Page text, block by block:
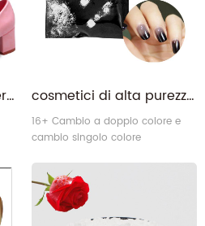
vari intervallo di temperatura Termochromico Polvere di pigmento attivato a temperatura per pelle cosmetici di alta purezza non tossici cosmetici chiare termocromico Pennello in polvere in cosmetici per unghie
16+ Cambio a doppio colore e
cambio singolo colore